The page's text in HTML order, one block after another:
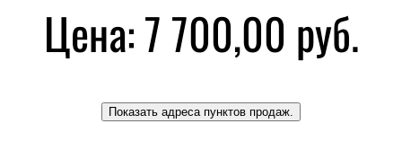
Цена:7 700,00 руб.